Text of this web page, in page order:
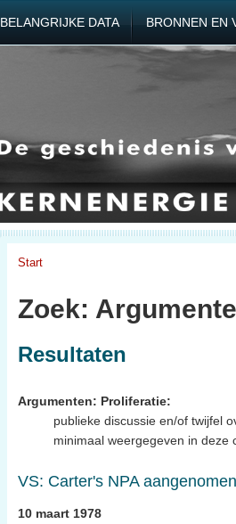
BELANGRIJKE DATA BRONNEN EN
Start
Zoek:
Resultaten
Argumenten: Proliferatie:
publieke discussie en/of twijfel
minimaal weergegeven in deze
VS: Carter's NPA
10 maart 1978